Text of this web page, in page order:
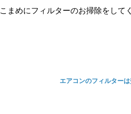
まめにフィルターのお掃除をして
エアコンのフィルター